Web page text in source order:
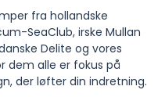
fra hollandske
SeaClub, irske Mullan
Delite og vores
dem alle er fokus på
der løfter din indretning.